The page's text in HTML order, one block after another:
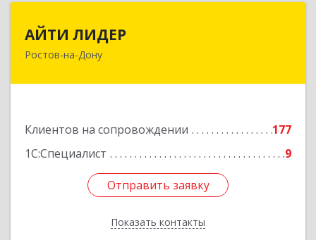
АЙТИ ЛИДЕР
Ростов-на-Дону
Клиентов на сопровождении
177
1С:Специалист
9
Отправить заявку
Показать контакты
344065, Ростовская обл, Ростов-на-Дону г,
Отправить заявку
Назад